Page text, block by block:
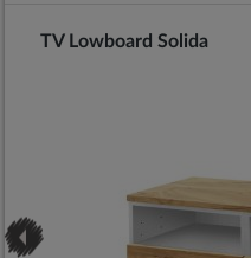
TV Lowboard Solida